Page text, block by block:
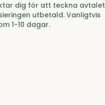
dig för att teckna avtalet
utbetald. Vanligtvis
1-10 dagar.